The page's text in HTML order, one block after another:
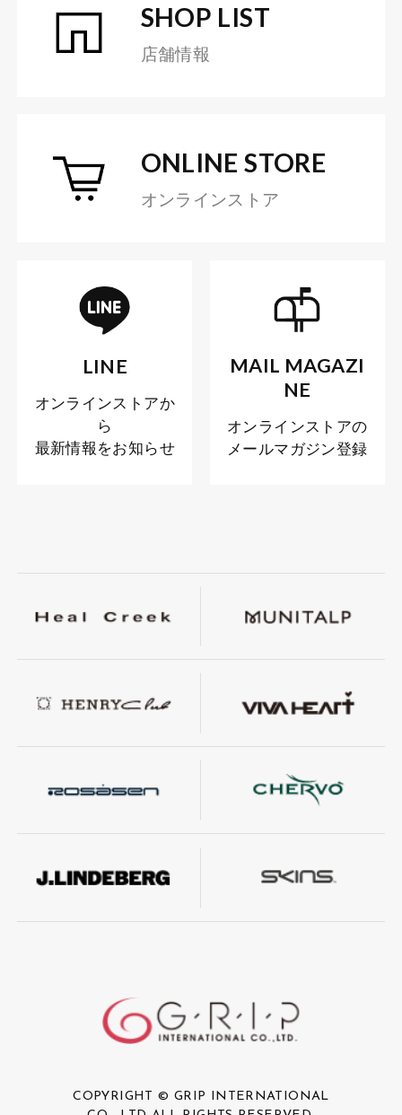
SHOP LIST
店舗情報
ONLINE STORE
オンラインストア
LINE
オンラインストアか
ら
最新情報をお知らせ
MAIL MAGAZI
NE
オンラインストアの
メールマガジン登録
COPYRIGHT © GRIP INTERNATIONAL